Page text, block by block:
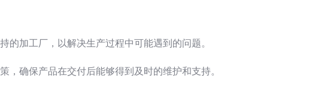
的加工厂，以解决生产过程中可能遇到的问题。
，确保产品在交付后能够得到及时的维护和支持。